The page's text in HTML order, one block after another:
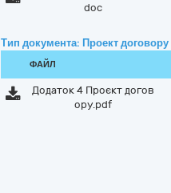
doc
Тип документа: Проект договору
ФАЙЛ
Додаток 4 Проєкт догов
ору.pdf